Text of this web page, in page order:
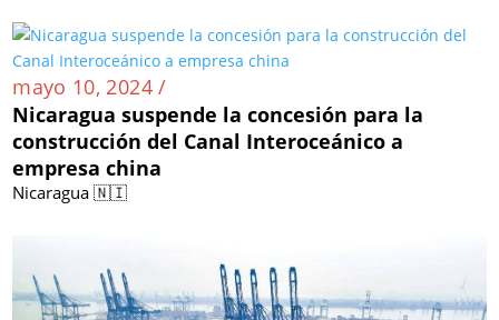
mayo 10, 2024 /
Nicaragua suspende la concesión para la
construcción del Canal Interoceánico a
empresa china
Nicaragua 🇳🇮